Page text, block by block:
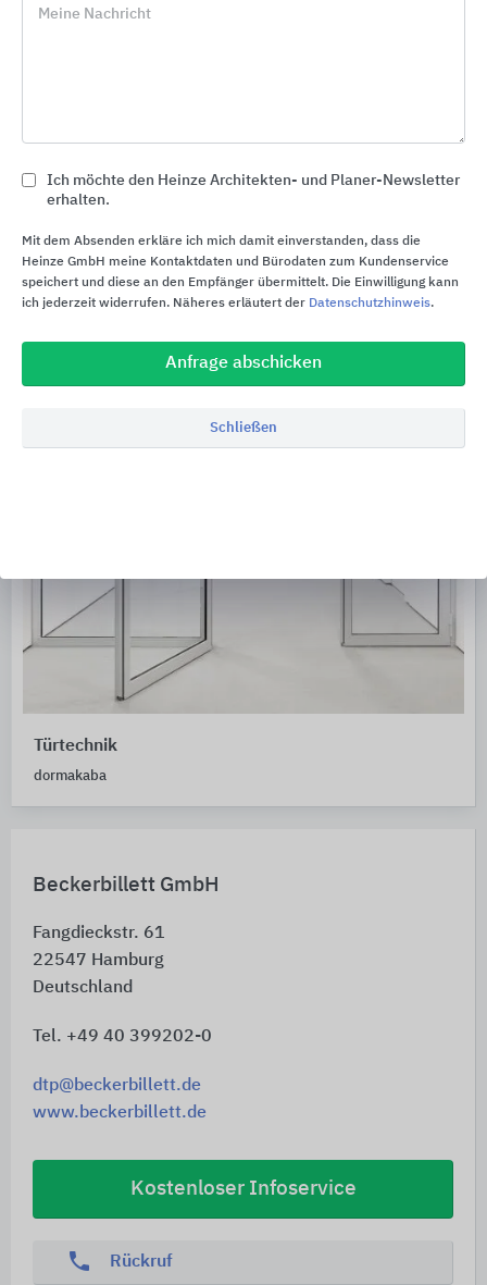
Beckerbillett GmbH
Fangdieckstr. 61
22547 Hamburg
Deutschland
Tel. +49 40 399202-0
dtp@beckerbillett.de
www.beckerbillett.de
Kostenloser Infoservice
phone Rückruf
Automatische Türsysteme
dormakaba
Türtechnik
dormakaba
Meine Nachricht
Ich möchte den Heinze Architekten- und Planer-Newsletter
erhalten.
Mit dem Absenden erkläre ich mich damit einverstanden, dass die
Heinze GmbH meine Kontaktdaten und Bürodaten zum Kundenservice
speichert und diese an den Empfänger übermittelt. Die Einwilligung kann
ich jederzeit widerrufen. Näheres erläutert der Datenschutzhinweis.
Anfrage abschicken
Schließen